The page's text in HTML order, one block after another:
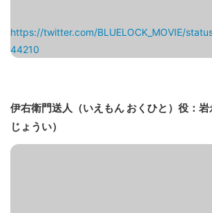
https://twitter.com/BLUELOCK_MOVIE/
44210
伊右衛門送人（いえもん おくひと）役：
じょうい）